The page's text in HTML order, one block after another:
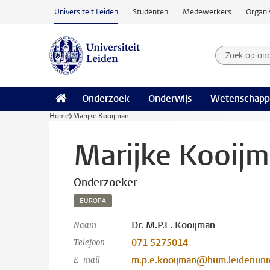
Ga naar hoofdinhoud
Universiteit Leiden Studenten Medewerkers
Zoek op
Zoekterm
Onderzoek Onderwijs
Home Marijke Kooijman
Marijke
Onderzoeker
EUROPA
Naam Dr. M.P.E. Kooijman
Telefoon 071 5275014
E-mail